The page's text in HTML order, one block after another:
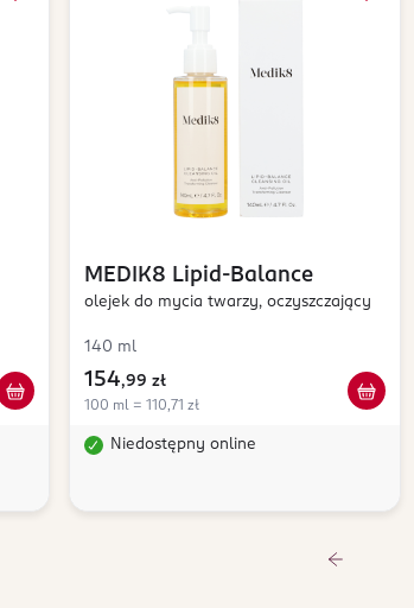
MEDIK8 Lipid-Balance
olejek do mycia twarzy, oczyszczający
140 ml
154,99 zł
100 ml = 110,71 zł
Niedostępny online